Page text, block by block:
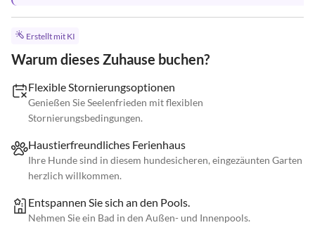
Erstellt mit KI
Warum dieses Zuhause buchen?
Flexible Stornierungsoptionen
Genießen Sie Seelenfrieden mit flexiblen
Stornierungsbedingungen.
Haustierfreundliches Ferienhaus
Ihre Hunde sind in diesem hundesicheren, eingezäunten Garten
herzlich willkommen.
Entspannen Sie sich an den Pools.
Nehmen Sie ein Bad in den Außen- und Innenpools.